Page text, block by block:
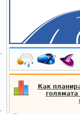
Как
голямата